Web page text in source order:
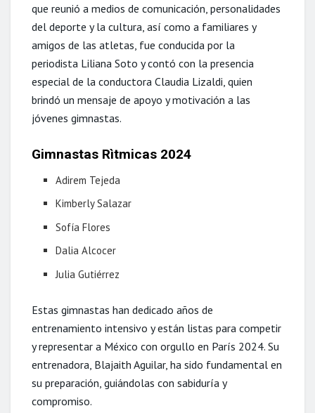
que reunió a medios de comunicación, personalidades
del deporte y la cultura, así como a familiares y
amigos de las atletas, fue conducida por la
periodista Liliana Soto y contó con la presencia
especial de la conductora Claudia Lizaldi, quien
brindó un mensaje de apoyo y motivación a las
jóvenes gimnastas.
Gimnastas Rìtmicas 2024
Adirem Tejeda
Kimberly Salazar
Sofía Flores
Dalia Alcocer
Julia Gutiérrez
Estas gimnastas han dedicado años de
entrenamiento intensivo y están listas para competir
y representar a México con orgullo en París 2024. Su
entrenadora, Blajaith Aguilar, ha sido fundamental en
su preparación, guiándolas con sabiduría y
compromiso.